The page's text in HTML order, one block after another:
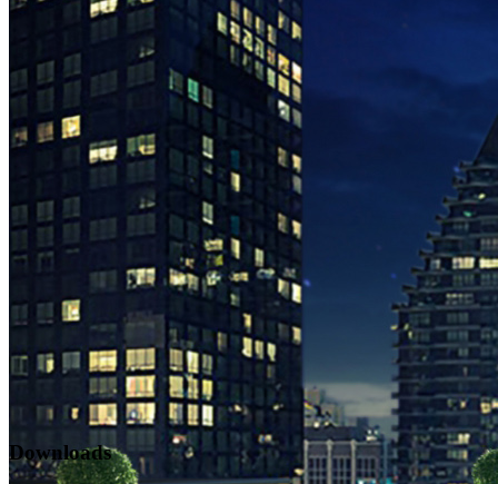
Downloads